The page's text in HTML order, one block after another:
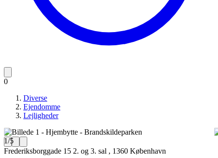
0
Diverse
Ejendomme
Lejligheder
1/5
Frederiksborggade 15 2. og 3. sal , 1360 København